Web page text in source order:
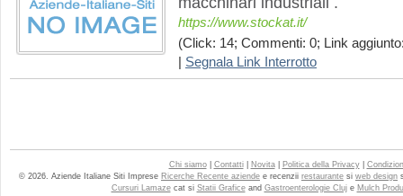
https://www.stockat.it/
(Click: 14; Commenti: 0; Link
Segnala Link Interrotto
Chi siamo| Contatti| Novita| Politica della Privacy|
© 2026. Aziende Italiane Siti Imprese Ricerche Recente aziende e recenzii restaurante si web design
Cursuri Lamazecat si Statii Graficeand Gastroenterologie Cluje Mulch